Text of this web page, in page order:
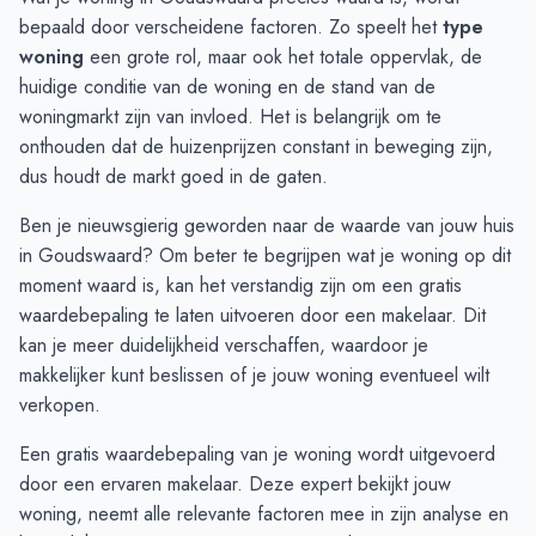
September € 658.000 € 612.500
Oktober
€ 542.666
€ 471.676
November
€ 523.454
€ 444.269
December
€ 558.777
€ 436.415
Januari
€ 546.000
€ 464.016
Februari
€ 885.000
€ 515.000
April
€ 457.050
€ 543.171
Mei
€ 495.875
€ 543.171
Juni
€ 451.000 € 368.000
bepaald door verscheidene factoren. Zo speelt hettype
woning een grote rol, maar ook het totale oppervlak, de
huidige conditie van de woning en de stand van de
woningmarkt zijn van invloed. Het is belangrijk om te
onthouden dat de huizenprijzen constant in beweging zijn,
dus houdt de markt goed in de gaten.
Ben je nieuwsgierig geworden naar de waarde van jouw huis
in Goudswaard? Om beter te begrijpen wat je woning op dit
moment waard is, kan het verstandig zijn om een gratis
waardebepaling te laten uitvoeren door een makelaar. Dit
kan je meer duidelijkheid verschaffen, waardoor je
makkelijker kunt beslissen of je jouw woning eventueel wilt
verkopen.
Een gratis waardebepaling van je woning wordt uitgevoerd
door een ervaren makelaar. Deze expert bekijkt jouw
woning, neemt alle relevante factoren mee in zijn analyse en